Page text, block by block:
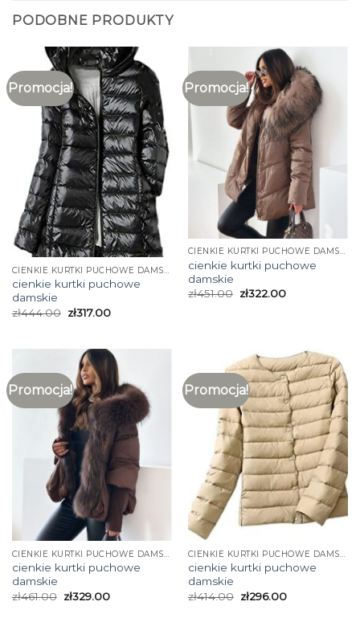
PODOBNE PRODUKTY
Promocja!
cienkie kurtki puchowe
damskie
zł444.00 zł317.00
Promocja!
CIENKIE KURTKI PUCHOWE DAMSKIE
cienkie kurtki puchowe
damskie
zł451.00 zł322.00
Promocja!
CIENKIE KURTKI PUCHOWE DAMSKIE
cienkie kurtki puchowe
damskie
zł461.00 zł329.00
Promocja!
CIENKIE KURTKI PUCHOWE DAMSKIE
cienkie kurtki puchowe
damskie
zł414.00 zł296.00